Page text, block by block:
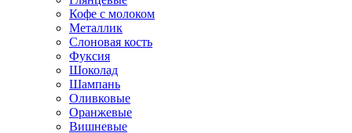
Кофе с молоком
Металлик
Слоновая кость
Фуксия
Шоколад
Шампань
Оливковые
Оранжевые
Вишневые